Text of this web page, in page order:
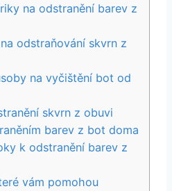
na⁣ odstranění ​barev z
⁣odstraňování⁣ skvrn⁣ z
na vyčištění bot od
skvrn z obuvi
barev​ z‌ bot doma
k odstranění barev z
vám​ pomohou​